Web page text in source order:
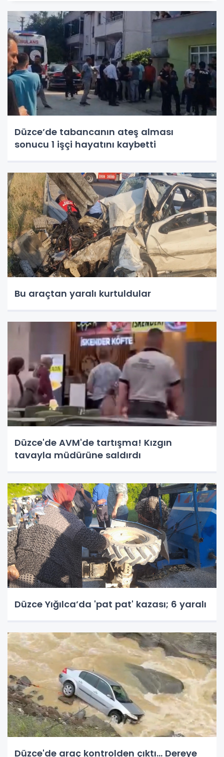
Düzce’de tabancanın ateş alması
sonucu 1 işçi hayatını kaybetti
Bu araçtan yaralı kurtuldular
Düzce'de AVM'de tartışma! Kızgın
tavayla müdürüne saldırdı
Düzce Yığılca’da 'pat pat' kazası; 6 yaralı
Düzce'de araç kontrolden çıktı... Dereye